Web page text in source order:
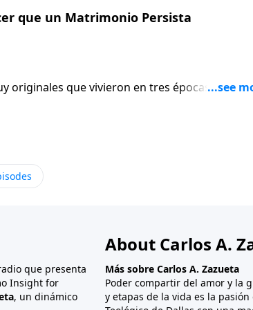
que un Matrimonio Persista
originales que vivieron en tres épocas
fácilmente pudieron haber fracturado su
profundizaremos en este aspecto: ¿Cómo
distintos, con temperamentos
gustos, habilidades e intereses, logran
cosechar de la eterna Palabra de Dios
que presenta
Insight for
, un dinámico
About Carlos A.
Más sobre Carlos A. Zazueta
Poder compartir del amor y la
y etapas de la vida es la